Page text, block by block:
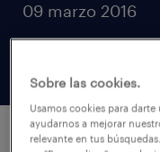
09 marzo 2016
compartir
Maribel Pérez
Sobre las cookies.
Usamos cookies para
ayudarnos a mejorar
relevante en tus